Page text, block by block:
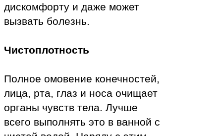
дискомфорту и даже может
вызвать болезнь.
Чистоплотность
Полное омовение конечностей,
лица, рта, глаз и носа очищает
органы чувств тела. Лучше
всего выполнять это в ванной с